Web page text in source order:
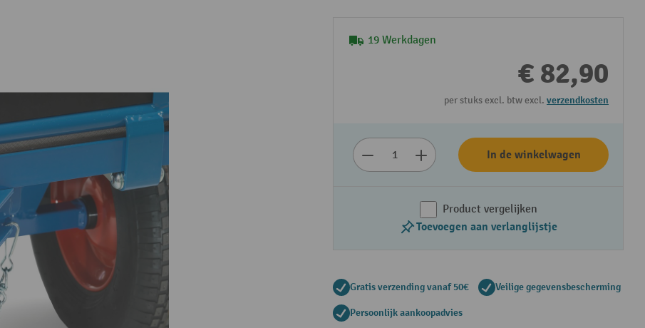
19 Werkdagen
€ 82,90
per stuks excl. btw excl. verzendkosten
In de winkelwagen
Product vergelijken
Toevoegen aan verlanglijstje
Gratis verzending vanaf 50€ Veilige gegevensbescherming
Persoonlijk aankoopadvies